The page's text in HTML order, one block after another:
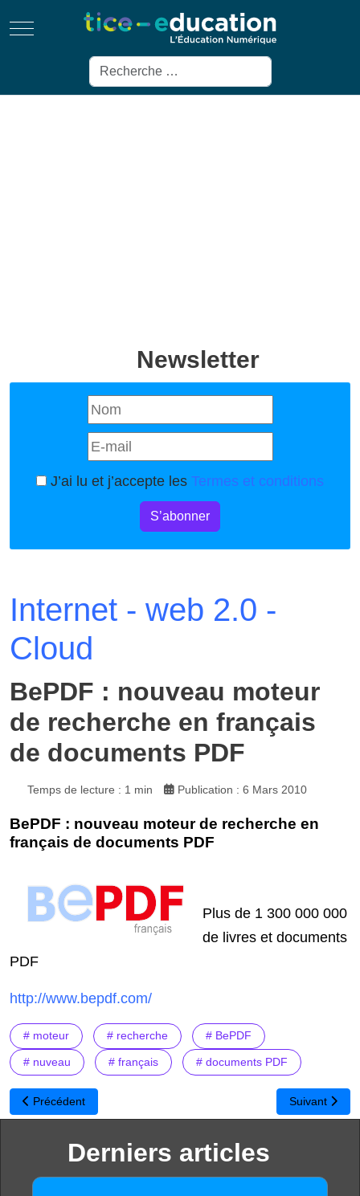
Mobile Menu Toggle
Rechercher
Newsletter
J’ai lu et j’accepte les Termes et conditions
S’abonner
Internet - web 2.0 -
Cloud
BePDF : nouveau moteur
de recherche en français
de documents PDF
Temps de lecture : 1 min Publication : 6 Mars 2010
BePDF : nouveau moteur de recherche en
français de documents PDF
Plus de 1 300 000 000
de livres et documents
PDF
http://www.bepdf.com/
# moteur # recherche # BePDF
# nuveau # français # documents PDF
Article précédent : Ouverture du dispositif Ecoles Internet 2010
Précédent Article
Suivant
Derniers articles